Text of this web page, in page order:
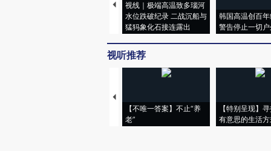
视线｜极端高温致多瑙河
水位跌破纪录 二战沉船与
猛犸象化石接连露出
韩国高温创百
警告停止一切
视听推荐
【不唯一答案】不止“养
老”
【特别呈现】
有意思的生活方